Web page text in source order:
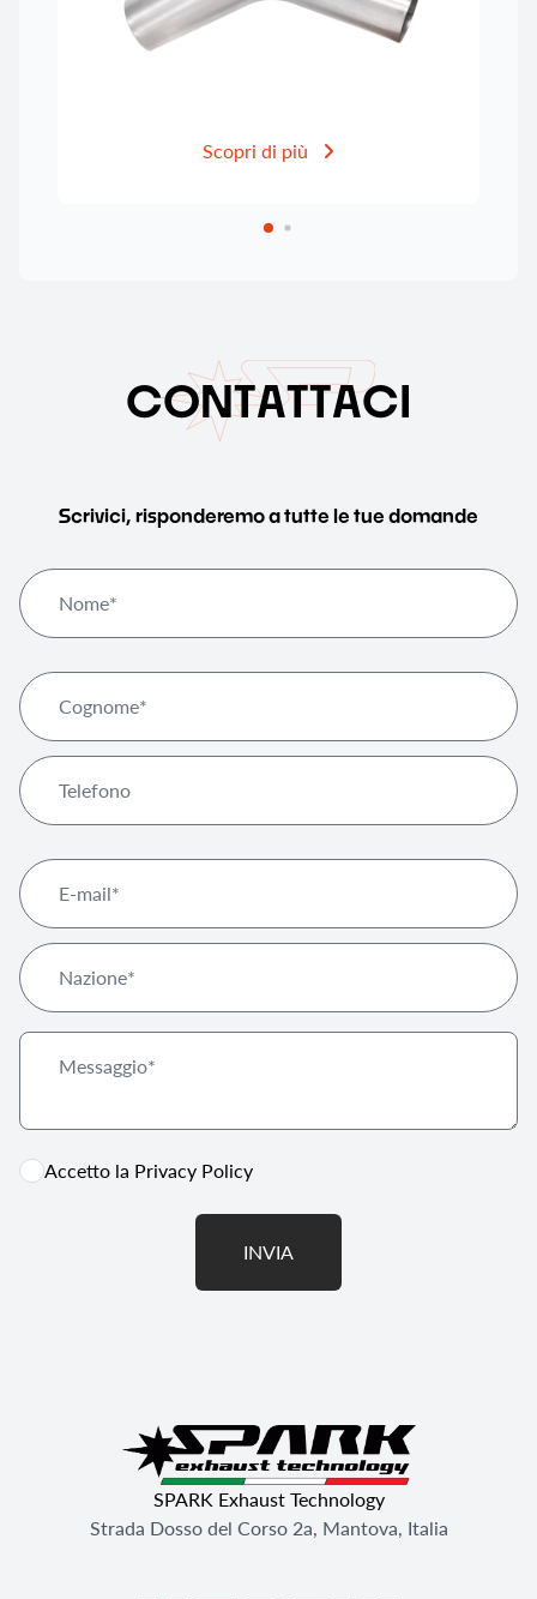
Scopri di più
CONTATTACI
Scrivici, risponderemo a tutte le tue domande
Accetto la Privacy Policy
INVIA
SPARK Exhaust Technology
Strada Dosso del Corso 2a, Mantova, Italia